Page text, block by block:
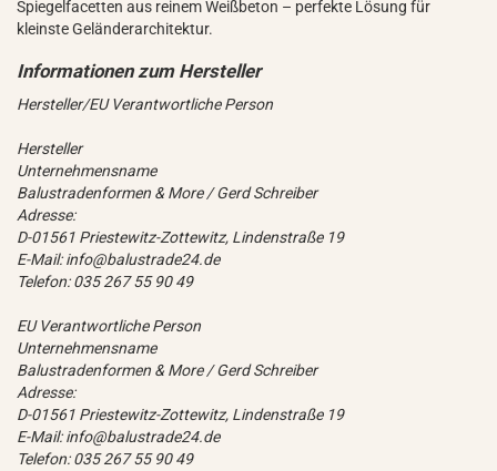
Spiegelfacetten aus reinem Weißbeton – perfekte Lösung für
kleinste Geländerarchitektur.
Hersteller/EU Verantwortliche Person
Hersteller
Unternehmensname
Balustradenformen & More / Gerd Schreiber
Adresse:
D-01561 Priestewitz-Zottewitz, Lindenstraße 19
E-Mail: info@balustrade24.de
Telefon: 035 267 55 90 49
EU Verantwortliche Person
Unternehmensname
Balustradenformen & More / Gerd Schreiber
Adresse:
D-01561 Priestewitz-Zottewitz, Lindenstraße 19
E-Mail: info@balustrade24.de
Telefon: 035 267 55 90 49